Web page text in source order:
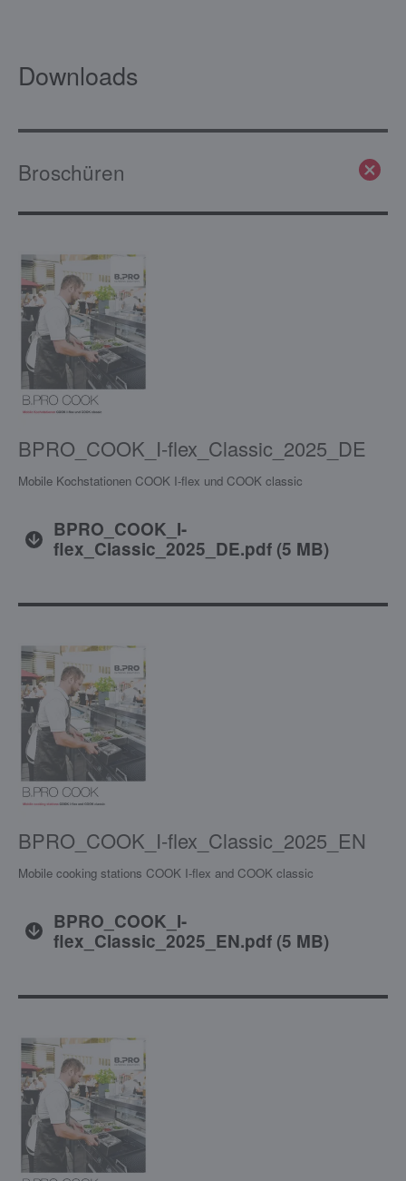
Downloads
Broschüren
BPRO_COOK_I-flex_Classic_2025_DE
Mobile Kochstationen COOK I-flex und COOK classic
BPRO_COOK_I-
flex_Classic_2025_DE.pdf(5 MB)
BPRO_COOK_I-flex_Classic_2025_EN
Mobile cooking stations COOK I-flex and COOK classic
BPRO_COOK_I-
flex_Classic_2025_EN.pdf(5 MB)